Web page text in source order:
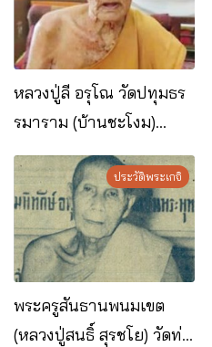
หลวงปู่ลี อรุโณ วัดปทุมธร
รมาราม (บ้านชะโงม)
อ.เมือง จ.นครพนม
ประวัติพระเกจิ
พระครูสันธานพนมเขต
(หลวงปู่สนธิ์ สุรชโย) วัดท่า